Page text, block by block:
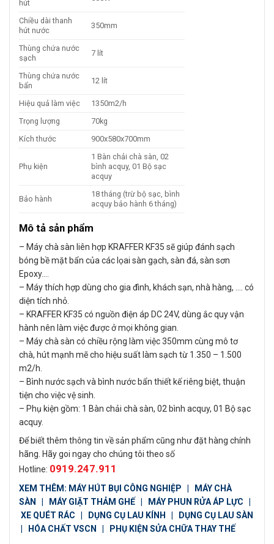
hút
Chiều dài thanh
hút nước
350mm
Thùng chứa nước
sạch
7 lít
Thùng chứa nước
bẩn
12 lít
Hiệu quả làm việc
1350m2/h
Trọng lượng
70kg
Kích thước
900x580x700mm
Phụ kiện
1 Bàn chải chà sàn, 02
bình acquy, 01 Bộ sạc
acquy
Bảo hành
18 tháng (trừ bộ sạc, bình
acquy bảo hành 6 tháng)
Mô tả sản phẩm
– Máy chà sàn liên hợp KRAFFER KF35 sẽ giúp đánh sạch
bóng bề mặt bẩn của các lọai sàn gạch, sàn đá, sàn sơn
Epoxy….
– Máy thích hợp dùng cho gia đình, khách sạn, nhà hàng, …. có
diện tích nhỏ.
– KRAFFER KF35 có nguồn điện áp DC 24V, dùng ắc quy vận
hành nên làm việc được ở mọi không gian.
– Máy chà sàn có chiều rộng làm việc 350mm cùng mô tơ
chà, hút mạnh mẽ cho hiệu suất làm sạch từ 1.350 – 1.500
m2/h.
– Bình nước sạch và bình nước bẩn thiết kế riêng biệt, thuận
tiện cho việc vệ sinh.
– Phụ kiện gồm: 1 Bàn chải chà sàn, 02 bình acquy, 01 Bộ sạc
acquy.
Để biết thêm thông tin về sản phẩm cũng như đặt hàng chính
hãng. Hãy goi ngay cho chúng tôi theo số
Hotline: 0919.247.911
XEM THÊM: MÁY HÚT BỤI CÔNG NGHIỆP | MÁY CHÀ
SÀN
| MÁY GIẶT THẢM GHẾ | MÁY PHUN RỬA ÁP LỰC
|
XE QUÉT RÁC
| DỤNG CỤ LAU KÍNH | DỤNG CỤ LAU SÀN
| HÓA CHẤT VSCN | PHỤ KIỆN SỬA CHỮA THAY THẾ